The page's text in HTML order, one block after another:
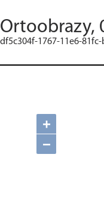
Ortoobrazy,
df5c304f-1767-11e6-
+
−